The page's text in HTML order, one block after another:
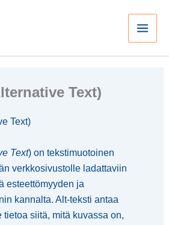
Text)
Text)
Text) on tekstimuotoinen
verkkosivustolle ladattaviin
esteettömyyden ja
kannalta. Alt-teksti antaa
tietoa siitä, mitä kuvassa on,